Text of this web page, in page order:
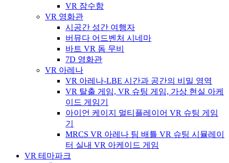
VR 잠수함
VR 영화관
시공간 성간 여행자
버뮤다 어드벤처 시네마
바트 VR 돔 무비
7D 영화관
VR 아레나
VR 아레나-LBE 시간과 공간의 비밀 영역
VR 탈출 게임, VR 슈팅 게임, 가상 현실 아케
이드 게임기
아이언 케이지 멀티플레이어 VR 슈팅 게임
기
MRCS VR 아레나 팀 배틀 VR 슈팅 시뮬레이
터 실내 VR 아케이드 게임
VR 테마파크